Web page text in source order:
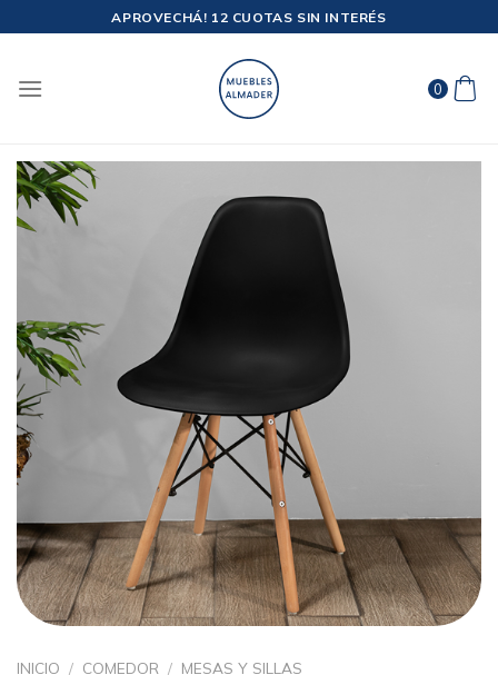
al
APROVECHÁ! 12 CUOTAS SIN INTERÉS
0
INICIO / COMEDOR / MESAS Y SILLAS